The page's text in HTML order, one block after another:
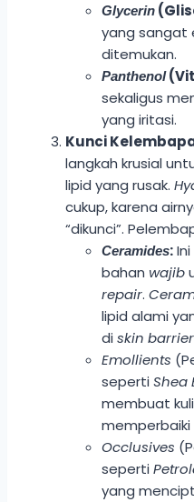
Glycerin
yang sangat
ditemukan.
Panthenol
sekaligus
yang iritasi.
Kunci
langkah krusial
lipid yang rusak.
cukup, karena
“dikunci”.
Ceramides:
bahan wajib
repair.
lipid alami
di skin barrier
Emollients
seperti Shea
membuat
memperbaiki
Occlusives
seperti
yang